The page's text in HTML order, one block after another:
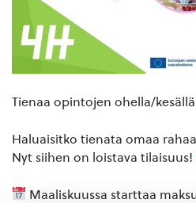
Tienaa opintojen ohella/
Haluaisitko tienata omaa
Nyt siihen on loistava tilaisuus!
Maaliskuussa starttaa